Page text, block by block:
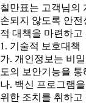
칠만표는 고객님의
손되지 않도록 안전
적 대책을 마련하고
1. 기술적 보호대책
가. 개인정보는 비
도의 보안기능을
나. 백신 프로그램
위한 조치를 취하고